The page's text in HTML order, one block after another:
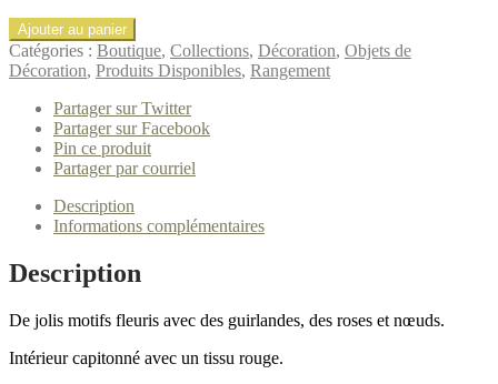
quantité
de
Boite
coffret
bijoux
métal
forme
commode
ancienne
Ajouter au panier
Catégories : Boutique, Collections, Décoration, Objets de
Décoration, Produits Disponibles, Rangement
Partager sur Twitter
Partager sur Facebook
Pin ce produit
Partager par courriel
Description
Informations complémentaires
Description
De jolis motifs fleuris avec des guirlandes, des roses et nœuds.
Intérieur capitonné avec un tissu rouge.